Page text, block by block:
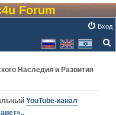
Forum
Вход
Наследия и Развития
YouTube‑канал
.